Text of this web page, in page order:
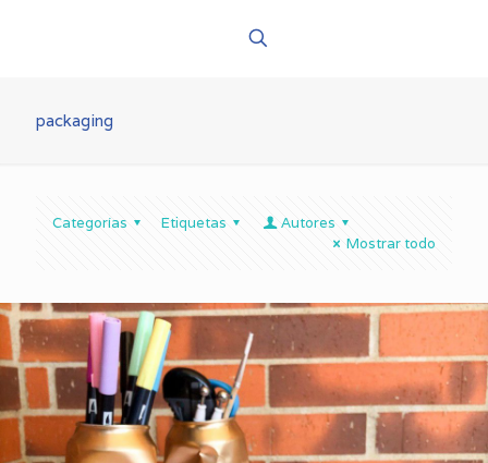
packaging
Categorías Etiquetas
Autores
Mostrar todo